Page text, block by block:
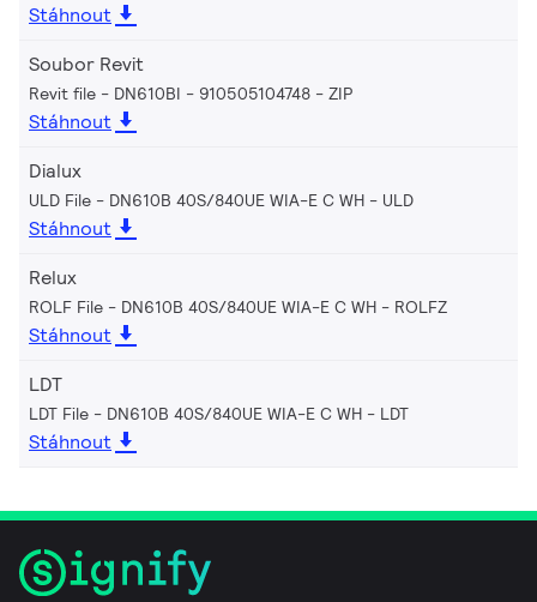
Stáhnout
Soubor Revit
Revit file - DN610BI - 910505104748 ZIP
Stáhnout
Dialux
ULD File - DN610B 40S/840UE WIA-E C WH ULD
Stáhnout
Relux
ROLF File - DN610B 40S/840UE WIA-E C WH ROLFZ
Stáhnout
LDT
LDT File - DN610B 40S/840UE WIA-E C WH LDT
Stáhnout